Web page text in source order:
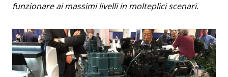
funzionare ai massimi livelli in molteplici scenari.